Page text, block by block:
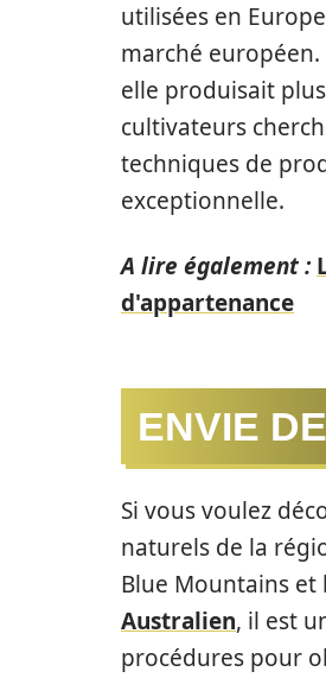
utilisées en
marché
elle produisait
cultivateurs
techniques de
exceptionnelle.
A lire également :
d'appartenance
ENVIE
Si vous voulez
naturels de la
Blue Mountains et
Australien, il est
procédures pour